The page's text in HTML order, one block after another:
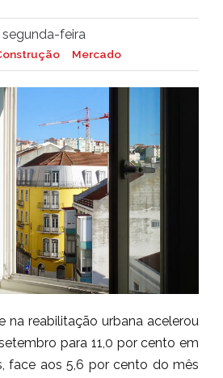
segunda-feira
Mercado
na reabilitação urbana acelerou
para 11,0 por cento em
face aos 5,6 por cento do mês